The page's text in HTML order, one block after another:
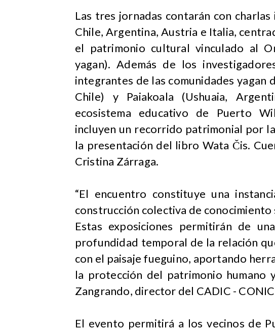
Las tres jornadas contarán con
Chile, Argentina, Austria e Italia,
el patrimonio cultural vinculado al
yagan). Además de los
integrantes de las comunidades yagan
Chile) y Paiakoala (Ushuaia,
ecosistema educativo de Puerto
incluyen un recorrido patrimonial por
la presentación del libro Wata Čis.
Cristina Zárraga.
“El encuentro constituye una
construcción colectiva de conocimiento
Estas exposiciones permitirán de
profundidad temporal de la relación
con el paisaje fueguino, aportando
la protección del patrimonio humano
Zangrando, director del CADIC -
El evento permitirá a los vecinos de